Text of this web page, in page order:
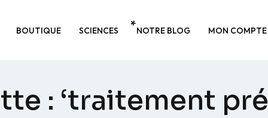
BOUTIQUE SCIENCES NOTRE BLOG MON COMPTE
: ‘traitement